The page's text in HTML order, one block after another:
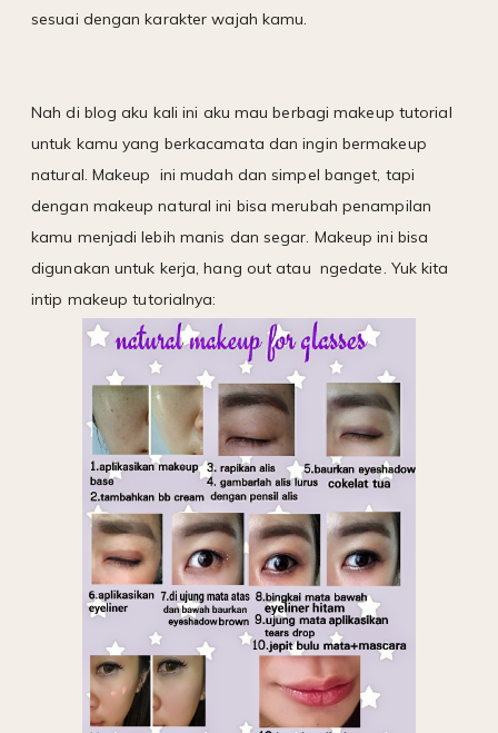
sesuai dengan karakter wajah kamu.
Nah di blog aku kali ini aku mau berbagi makeup tutorial
untuk kamu yang berkacamata dan ingin bermakeup
natural. Makeup ini mudah dan simpel banget, tapi
dengan makeup natural ini bisa merubah penampilan
kamu menjadi lebih manis dan segar. Makeup ini bisa
digunakan untuk kerja, hang out atau ngedate. Yuk kita
intip makeup tutorialnya: